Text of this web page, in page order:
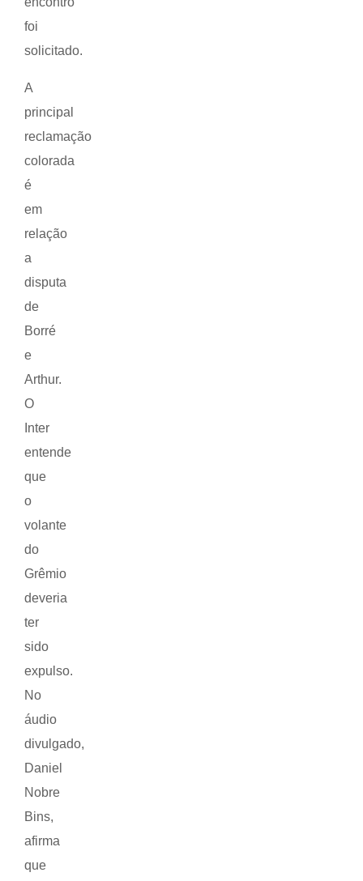
foi
solicitado.
A
principal
reclamação
colorada
é
em
relação
a
disputa
de
Borré
e
Arthur.
O
Inter
entende
que
o
volante
do
Grêmio
deveria
ter
sido
expulso.
No
áudio
divulgado,
Daniel
Nobre
Bins,
afirma
que